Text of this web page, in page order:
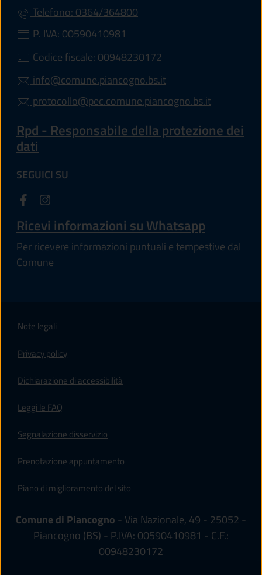
Telefono: 0364/364800
P. IVA: 00590410981
Codice fiscale: 00948230172
info@comune.piancogno.bs.it
protocollo@pec.comune.piancogno.bs.it
Rpd - Responsabile della protezione dei
dati
SEGUICI SU
Ricevi informazioni su Whatsapp
Per ricevere informazioni puntuali e tempestive dal
Comune
Note legali
Privacy policy
Dichiarazione di accessibilità
Leggi le FAQ
Segnalazione disservizio
Prenotazione appuntamento
Piano di miglioramento del sito
Comune di Piancogno - Via Nazionale, 49 - 25052 -
Piancogno (BS) - P.IVA: 00590410981 - C.F.:
00948230172